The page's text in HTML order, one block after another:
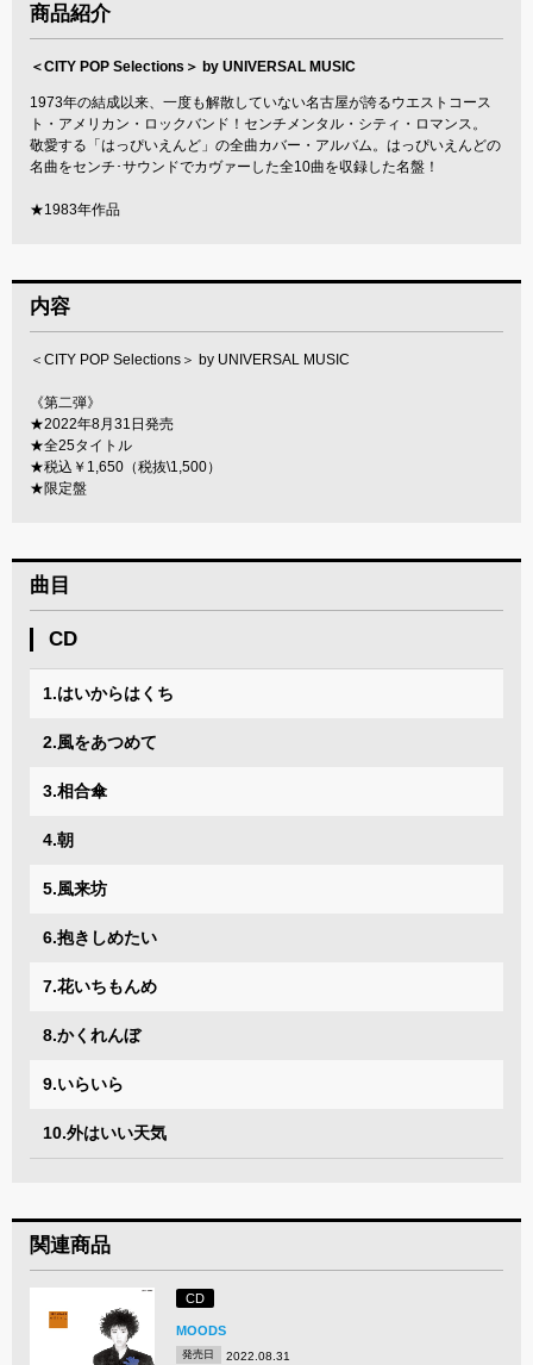
商品紹介
＜CITY POP Selections＞ by UNIVERSAL MUSIC
1973年の結成以来、一度も解散していない名古屋が誇るウエストコース
ト・アメリカン・ロックバンド！センチメンタル・シティ・ロマンス。
敬愛する「はっぴいえんど」の全曲カバー・アルバム。はっぴいえんどの
名曲をセンチ･サウンドでカヴァーした全10曲を収録した名盤！
★1983年作品
内容
＜CITY POP Selections＞ by UNIVERSAL MUSIC
《第二弾》
★2022年8月31日発売
★全25タイトル
★税込￥1,650（税抜\1,500）
★限定盤
曲目
CD
1.はいからはくち
2.風をあつめて
3.相合傘
4.朝
5.風来坊
6.抱きしめたい
7.花いちもんめ
8.かくれんぼ
9.いらいら
10.外はいい天気
関連商品
CD
MOODS
発売日 2022.08.31